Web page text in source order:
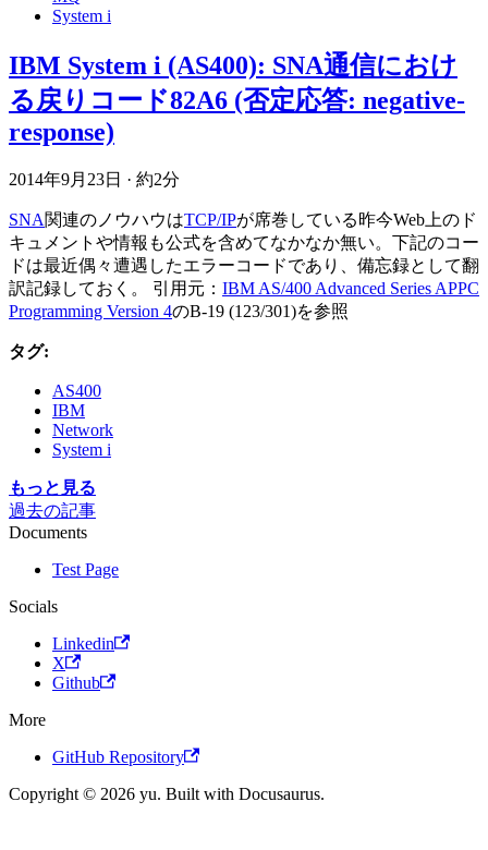
System i
IBM System i (AS400): SNA通信におけ
る戻りコード82A6 (否定応答: negative-
response)
2014年9月23日 · 約2分
SNA関連のノウハウはTCP/IPが席巻している昨今Web上のド
キュメントや情報も公式を含めてなかなか無い。下記のコー
ドは最近偶々遭遇したエラーコードであり、備忘録として翻
訳記録しておく。 引用元： IBM AS/400 Advanced Series APPC
Programming Version 4のB-19 (123/301)を参照
タグ:
AS400
IBM
Network
System i
もっと見る
過去の記事
Documents
Test Page
Socials
Linkedin
X
Github
More
GitHub Repository
Copyright © 2026 yu. Built with Docusaurus.